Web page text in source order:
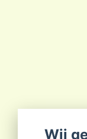
Wij